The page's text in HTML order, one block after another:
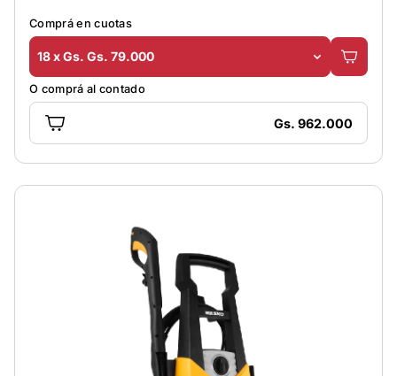
Comprá en cuotas
18 x Gs. Gs. 79.000
O comprá al contado
Gs. 962.000